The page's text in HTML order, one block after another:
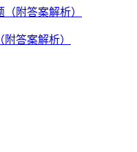
答案解析）